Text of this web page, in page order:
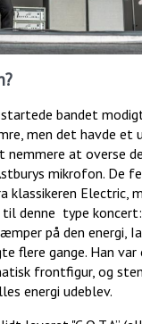
startede bandet
men det havde
at overse
mikrofon. De
klassikeren Electric,
denne type
på den energi,
flere gange. Han var
frontfigur, og
energi udeblev.